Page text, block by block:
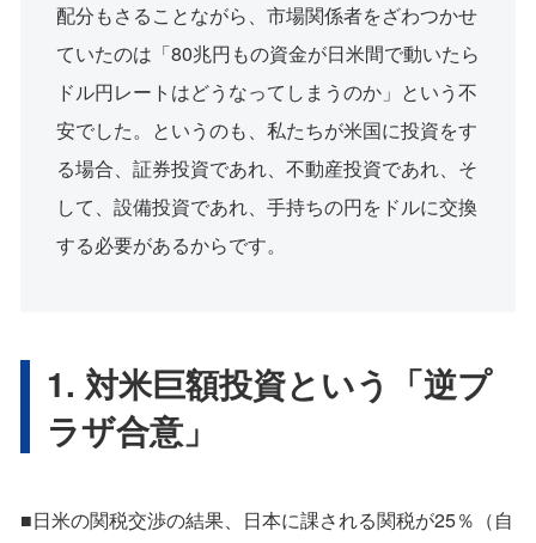
配分もさることながら、市場関係者をざわつかせ
ていたのは「80兆円もの資金が日米間で動いたら
ドル円レートはどうなってしまうのか」という不
安でした。というのも、私たちが米国に投資をす
る場合、証券投資であれ、不動産投資であれ、そ
して、設備投資であれ、手持ちの円をドルに交換
する必要があるからです。
1. 対米巨額投資という「逆プ
ラザ合意」
■日米の関税交渉の結果、日本に課される関税が25％（自